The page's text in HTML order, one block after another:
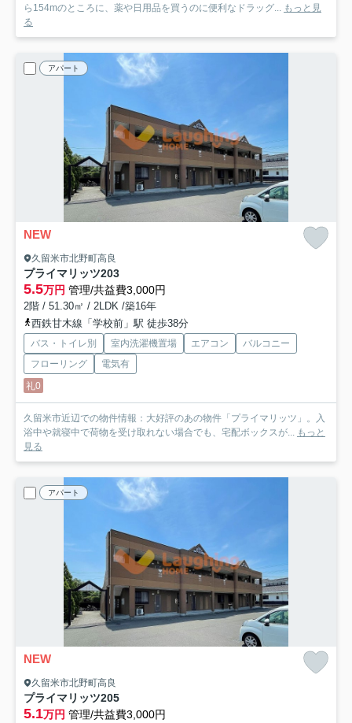
ら154mのところに、薬や日用品を買うのに便利なドラッグ... もっと見
る
アパート
NEW
久留米市北野町高良
プライマリッツ203
5.5万円 管理/共益費3,000円
2階 / 51.30㎡ / 2LDK /築16年
西鉄甘木線「学校前」駅 徒歩38分
バス・トイレ別 室内洗濯機置場 エアコン
バルコニー
フローリング
電気有
礼0
久留米市近辺での物件情報：大好評のあの物件「プライマリッツ」。入
浴中や就寝中で荷物を受け取れない場合でも、宅配ボックスが... もっと
見る
アパート
NEW
久留米市北野町高良
プライマリッツ205
5.1万円 管理/共益費3,000円